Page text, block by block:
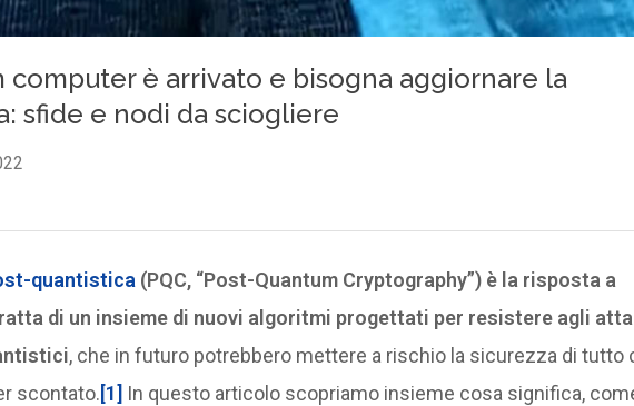
quantistica (PQC, “Post-Quantum Cryptography”) è la risposta a
di un insieme di nuovi algoritmi progettati per resistere agli
, che in futuro potrebbero mettere a rischio la sicurezza di tutto
scontato.[1] In questo articolo scopriamo insieme cosa significa,